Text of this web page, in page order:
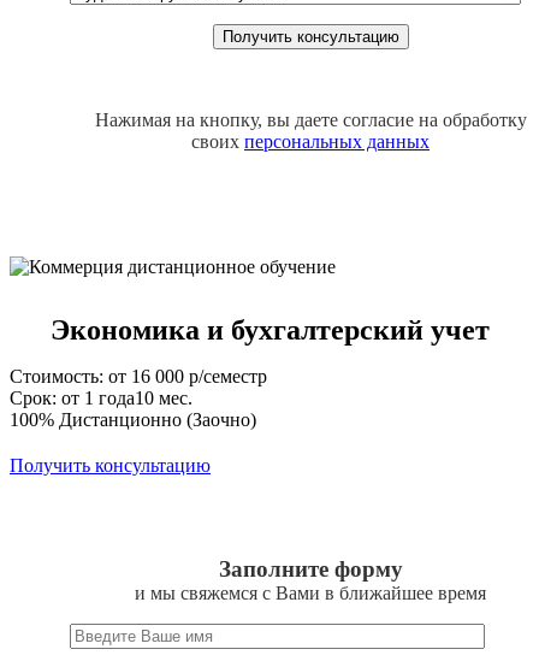
Нажимая на кнопку, вы даете согласие на обработку
своих персональных данных
Экономика и бухгалтерский учет
Стоимость: от 16 000 р/семестр
Срок: от 1 года10 мес.
100% Дистанционно (Заочно)
Получить консультацию
Заполните форму
и мы свяжемся с Вами в ближайшее время